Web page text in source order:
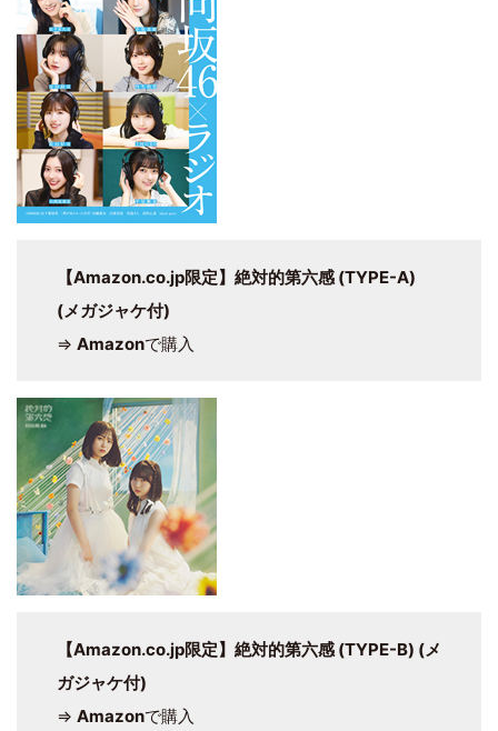
【Amazon.co.jp限定】絶対的第六感 (TYPE-A)
(メガジャケ付)
⇒ Amazonで購入
【Amazon.co.jp限定】絶対的第六感 (TYPE-B) (メ
ガジャケ付)
⇒ Amazonで購入